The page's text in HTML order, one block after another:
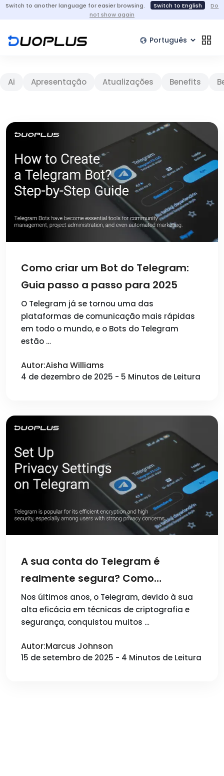
Switch to another language for easier browsing. Switch to English
Do
not show again
Ai Apresentação Atualizações Benefits
Como criar um Bot do Telegram:
Guia passo a passo para 2025
O Telegram já se tornou uma das
plataformas de comunicação mais rápidas
em todo o mundo, e o Bots do Telegram
estão …
Autor:Aisha Williams
4 de dezembro de 2025 - 5 Minutos de Leitura
A sua conta do Telegram é
realmente segura? Como
configurar as opções de
privacidade do Telegram?
Nos últimos anos, o Telegram, devido à sua
alta eficácia em técnicas de criptografia e
segurança, conquistou muitos …
Autor:Marcus Johnson
15 de setembro de 2025 - 4 Minutos de Leitura